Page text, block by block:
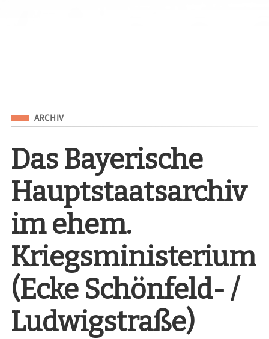
Eingeordnet unter
ARCHIV
Das Bayerische
Hauptstaatsarchiv
im ehem.
Kriegsministerium
(Ecke Schönfeld- /
Ludwigstraße)